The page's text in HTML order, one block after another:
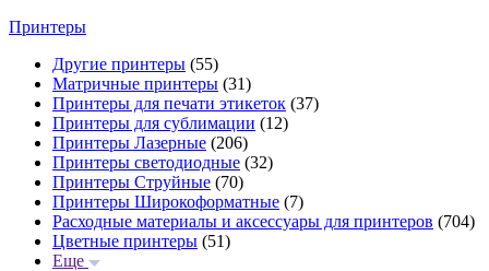
Принтеры
Другие принтеры (55)
Матричные принтеры (31)
Принтеры для печати этикеток (37)
Принтеры для сублимации (12)
Принтеры Лазерные (206)
Принтеры светодиодные (32)
Принтеры Струйные (70)
Принтеры Широкоформатные (7)
Расходные материалы и аксессуары для принтеров (704)
Цветные принтеры (51)
Еще